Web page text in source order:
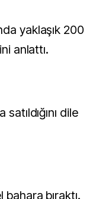
yaklaşık 200
anlattı.
dile
bıraktı.